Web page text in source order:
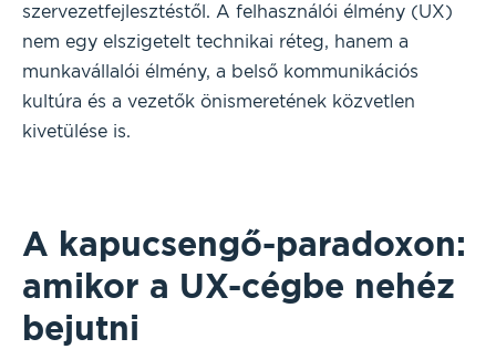
szervezetfejlesztéstől. A felhasználói élmény (UX)
nem egy elszigetelt technikai réteg, hanem a
munkavállalói élmény, a belső kommunikációs
kultúra és a vezetők önismeretének közvetlen
kivetülése is.
A kapucsengő-paradoxon:
amikor a UX-cégbe nehéz
bejutni